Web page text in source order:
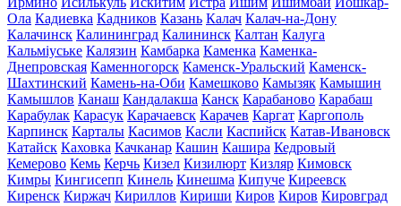
Ола Кадиевка Кадников Казань Калач Калач-на-Дону
Калачинск Калининград Калининск Калтан Калуга
Кальміуське Калязин Камбарка Каменка Каменка-
Днепровская Каменногорск Каменск-Уральский Каменск-
Шахтинский Камень-на-Оби Камешково Камызяк Камышин
Камышлов Канаш Кандалакша Канск Карабаново Карабаш
Карабулак Карасук Карачаевск Карачев Каргат Каргополь
Карпинск Карталы Касимов Касли Каспийск Катав-Ивановск
Катайск Каховка Качканар Кашин Кашира Кедровый
Кемерово Кемь Керчь Кизел Кизилюрт Кизляр Кимовск
Кимры Кингисепп Кинель Кинешма Кипуче Киреевск
Киренск Киржач Кириллов Кириши Киров Киров Кировград